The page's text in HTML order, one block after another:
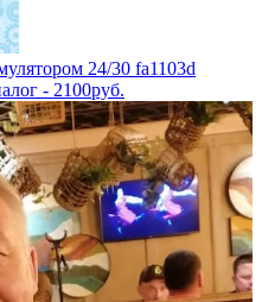
24/30 fa1103d
- 2100руб.